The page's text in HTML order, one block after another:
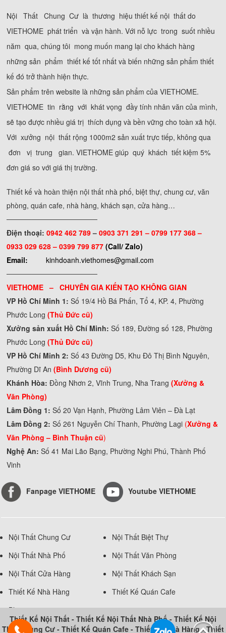
Nội Thất Chung Cư là thương hiệu thiết kế nội thất do
VIETHOME phát triển và vận hành. Với nỗ lực trong suốt nhiều
năm qua, chúng tôi mong muốn mang lại cho khách hàng
những sản phẩm thiết kế tốt nhất và biến những sản phẩm thiết
kế đó trở thành hiện thực.
Sản phẩm trên website là những sản phẩm của VIETHOME.
VIETHOME tin rằng với khát vọng đầy tính nhân văn của mình,
sẽ tạo được nhiều giá trị thích dụng và bền vững cho toàn xã hội.
Với xưởng nội thất rộng 1000m2 sản xuất trực tiếp, không qua
đơn vị trung gian. VIETHOME giúp quý khách tiết kiệm 5%
đơn giá so với giá thị trường.
Thiết kế và hoàn thiện nội thất nhà phố, biệt thự, chung cư, văn
phòng, quán cafe, nhà hàng, khách sạn, cửa hàng…
──────────────────
Điện thoại:0942 462 789–0903 371 291 –0799 177 368 –
0933 029 628 – 0399 799 877(Call/ Zalo)
Email:
kinhdoanh.viethomes@gmail.com
──────────────────
VIETHOME – CHUYÊN GIA KIẾN TẠO KHÔNG GIAN
VP Hồ Chí Minh 1: Số 19/4 Hồ Bá Phấn, Tổ 4, KP. 4, Phường
Phước Long(Thủ Đức cũ)
Xưởng sản xuất Hồ Chí Minh: Số 189, Đường số 128, Phường
Phước Long(Thủ Đức cũ)
VP Hồ Chí Minh 2: Số 43 Đường D5, Khu Đô Thị Bình Nguyên,
Phường Dĩ An (Bình Dương cũ)
Khánh Hòa:Đồng Nhơn 2, Vĩnh Trung, Nha Trang (Xưởng &
Văn Phòng)
Lâm Đồng 1:Số 20 Vạn Hạnh, Phường Lâm Viên – Đà Lạt
Lâm Đồng 2:Số 261 Nguyễn Chí Thanh, Phường Lagi (Xưởng &
Văn Phòng – Bình Thuận cũ)
Nghệ An: Số 41 Mai Lão Bạng, Phường Nghi Phú, Thành Phố
Vinh
Fanpage VIETHOME Youtube VIETHOME
Nội Thất Chung Cư
Nội Thất Biệt Thự
Nội Thất Nhà Phố
Nội Thất Văn Phòng
Nội Thất Cửa Hàng
Nội Thất Khách Sạn
Thiết Kế Nhà Hàng
Thiết Kế Quán Cafe
Blog
Thiết Kế Nội Thất- Thiết Kế Nội Thất Nhà Phố- Thiết Kế Nội
Thất Chung Cư- Thiết Kế Quán Cafe- Thiết Kế Nhà Hàng-Thiết